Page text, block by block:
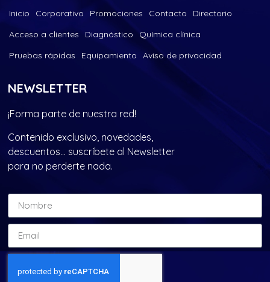
Inicio Corporativo Promociones Contacto
Directorio
Acceso a clientes
Diagnóstico
Química clínica
Pruebas rápidas
Equipamiento Aviso de privacidad
NEWSLETTER
¡Forma parte de nuestra red!
Contenido exclusivo, novedades,
descuentos… suscríbete al Newsletter
para no perderte nada.